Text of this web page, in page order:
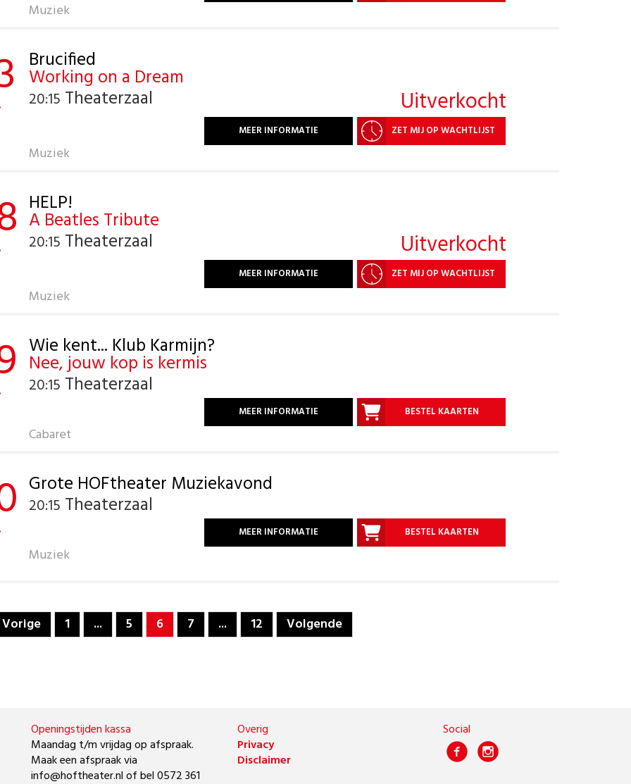
Muziek
Brucified
Working on a Dream
20:15 Theaterzaal Uitverkocht
Muziek
MEER INFORMATIE ZET MIJ OP WACHTLIJST
HELP!
A Beatles Tribute
20:15 Theaterzaal Uitverkocht
Muziek
MEER INFORMATIE ZET MIJ OP WACHTLIJST
Wie kent... Klub Karmijn?
Nee, jouw kop is kermis
20:15 Theaterzaal
Cabaret
MEER INFORMATIE BESTEL KAARTEN
Grote HOFtheater Muziekavond
20:15 Theaterzaal
Muziek
MEER INFORMATIE BESTEL KAARTEN
Vorige 1 ... 5 6 7 ... 12 Volgende
Openingstijden kassa
Maandag t/m vrijdag op afspraak.
Maak een afspraak via
info@hoftheater.nl of bel 0572 361
Overig
Privacy
Disclaimer
Social